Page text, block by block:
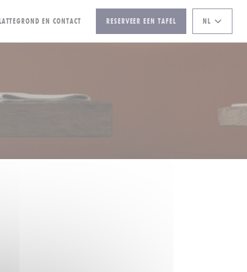
IN EEN NIEUW VENSTER))
EN CONTACT RESERVEER EEN TAFEL NL